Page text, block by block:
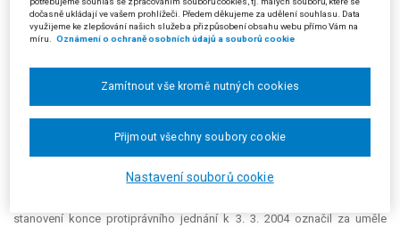
plnění kartelové dohody je správním deliktem trvajícím; takové jednání
tvoří jeden skutek a tím i jeden delikt, a to až do okamžiku ukončení
takového jednání, tj. až do okamžiku odstranění protiprávního stavu.
část protiprávního jednání, jímž byl udržován protiprávní stav, se
dobou trvání kartelu, zejména pak koncem protiprávního jednání, který
žalovaný stanovil k 3. 3. 2004. Při vymezení deliktu vyšel z rozhodnutí
protiprávní jednání skončilo dne 11. 5. 2004. Správní orgán I. stupně
stanovení konce protiprávního jednání k 3. 3. 2004 označil za uměle
dočasně ukládají ve vašem prohlížeči. Předem děkujeme za udělení souhlasu. Data
využijeme ke zlepšování našich služeb a přizpůsobení obsahu webu přímo Vám na
míru. Oznámení o ochraně osobních údajů a souborů cookie
Nastavení souborů cookie
Zamítnout vše kromě nutných cookies
Přijmout všechny soubory cookie